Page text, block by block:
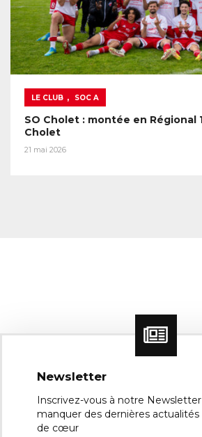
LE CLUB , SOC A
SO Cholet : montée en Régional
Cholet
21 mai 2026
Newsletter
Inscrivez-vous à notre
manquer des dernières
de cœur